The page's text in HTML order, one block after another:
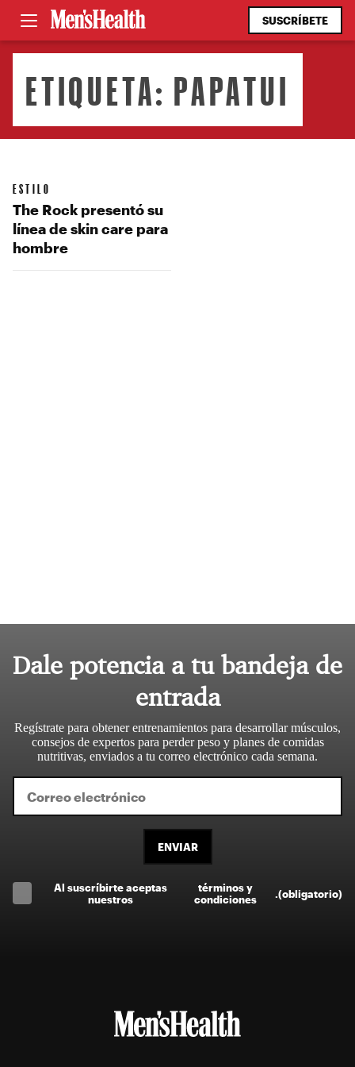
SUSCRÍBETE
ETIQUETA: PAPATUI
ESTILO
The Rock presentó su
línea de skin care para
hombre
Dale potencia a tu bandeja de
entrada
Regístrate para obtener entrenamientos para desarrollar músculos,
consejos de expertos para perder peso y planes de comidas
nutritivas, enviados a tu correo electrónico cada semana.
ENVIAR
Al suscríbirte aceptas
nuestros
términos y
condiciones
(obligatorio)